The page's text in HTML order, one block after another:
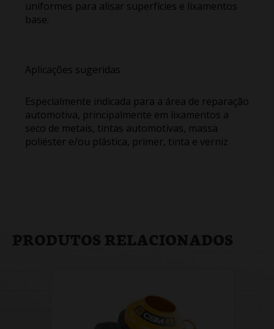
PRODUTOS RELACIONADOS
uniformes para alisar superfícies e lixamentos
base.
Aplicações sugeridas
Especialmente indicada para a área de reparação
automotiva, principalmente em lixamentos a
seco de metais, tintas automotivas, massa
poliéster e/ou plástica, primer, tinta e verniz